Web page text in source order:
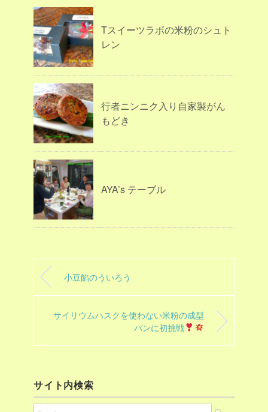
Tスイーツラボの米粉のシュト
レン
行者ニンニク入り自家製がん
もどき
AYA’s テーブル
小豆餡のういろう
サイリウムハスクを使わない米粉の成型
パンに初挑戦
サイト内検索